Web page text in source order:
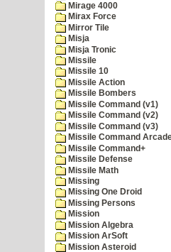
Mirage 4000
Mirax Force
Mirror Tile
Misja
Misja Tronic
Missile
Missile 10
Missile Action
Missile Bombers
Missile Command (v1)
Missile Command (v2)
Missile Command (v3)
Missile Command
Missile Command+
Missile Defense
Missile Math
Missing
Missing One Droid
Missing Persons
Mission
Mission Algebra
Mission ArSoft
Mission Asteroid